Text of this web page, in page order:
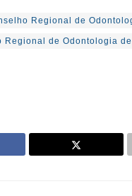
Regional de
Regional de Odontologia